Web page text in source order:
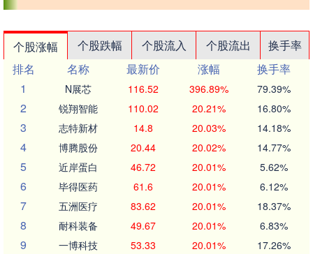
个股涨幅 个股跌幅 个股流入 个股流出
换手率
排名
名称 最新价 涨幅
换手率
1
N展芯 116.52 396.89% 79.39%
2 锐翔智能 110.02 20.21% 16.80%
3 志特新材 14.8 20.03% 14.18%
4 博腾股份 20.44 20.02% 14.77%
5 近岸蛋白 46.72 20.01% 5.62%
6 毕得医药 61.6 20.01% 6.12%
7 五洲医疗 83.62 20.01% 18.37%
8 耐科装备 49.67 20.01% 6.83%
9 一博科技 53.33 20.01% 17.26%